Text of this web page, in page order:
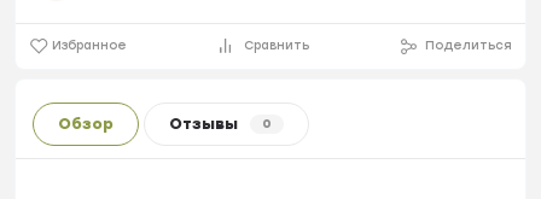
Избранное Сравнить Поделиться
Обзор Отзывы 0